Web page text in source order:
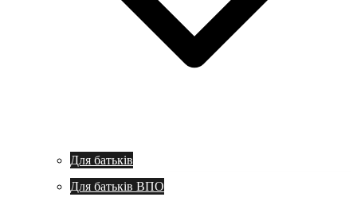
Для батьків
Для батьків ВПО